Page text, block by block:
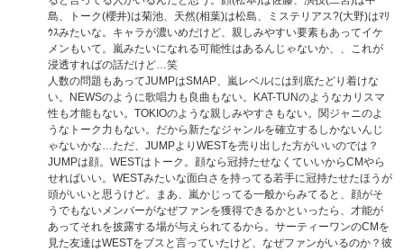
島、トーク(櫻井)は菊池、天然(相葉)は松島、ミステリアス?(大野)はﾏﾘ
ｳｽみたいな。キャラが濃いめだけど、親しみやすい要素もあってイケ
メンもいて。嵐みたいになれる可能性はあるんじゃないか、、これが
浸透すればの話だけど…笑
人数の問題もあってJUMPはSMAP、嵐レベルには到底たどり着けな
い。NEWSのように歌唱力も良曲もない。KAT-TUNのようなカリスマ
性も才能もない。TOKIOのような親しみやすさもない。関ジャニのよ
うなトーク力もない。だから新たなジャンルを確立するしかないんじ
ゃないかな…ただ、JUMPよりWESTを売り出した方がいいのでは？
JUMPは顔。WESTはトーク。顔なら冠持たせなくていいからCMやら
せればいい。WESTみたいな面白さを持ってる若手に冠持たせたほうが
頭がいいと思うけど。まあ、嵐かじってる一般からみてると、顔がそ
うでもないメンバーがなぜファンを獲得できるかといったら、才能が
あってそれを披露する場が与えられてるから。サーティーワンのCMを
見た友達はWESTをブスと言っていたけど、なぜファンがいるのか？彼